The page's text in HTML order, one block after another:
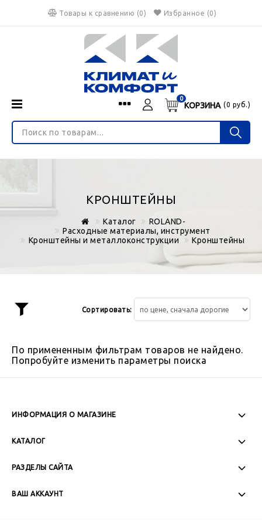
Товары к сравнению (0) Избранное (0)
Menu
Войти
$ руб.
КОРЗИНА
0
(0 руб.)
О нас
НЕ ЯВЛЯЕТСЯ ПУБЛИЧНОЙ ОФЕРТОЙ
Доставка и оплата
Блог
Контакты
КРОНШТЕЙНЫ
Каталог
ROLAND-
Расходные материалы, инструмент
Кронштейны и металлоконструкции
Кронштейны
Сортировать:
По примененным фильтрам товаров не найдено.
Попробуйте изменить параметры поиска
ИНФОРМАЦИЯ О МАГАЗИНЕ
Сб-Вс: Выходной
КАТАЛОГ
РАЗДЕЛЫ САЙТА
ВАШ АККАУНТ